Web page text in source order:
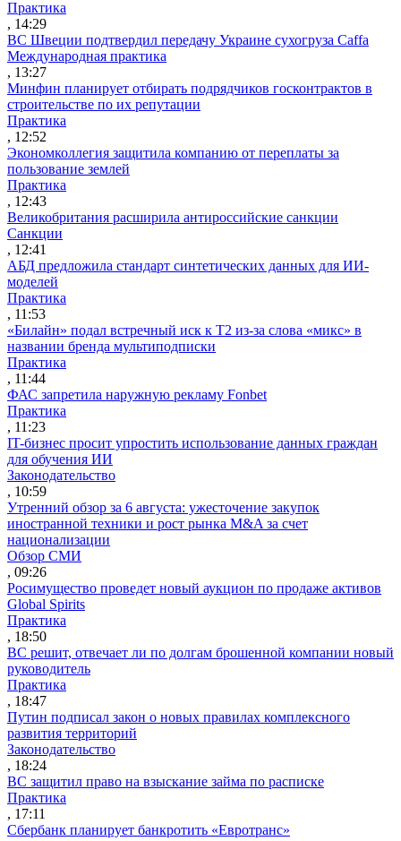
Практика
, 14:29
ВС Швеции подтвердил передачу Украине сухогруза Caffa
Международная практика
, 13:27
Минфин планирует отбирать подрядчиков госконтрактов в
строительстве по их репутации
Практика
, 12:52
Экономколлегия защитила компанию от переплаты за
пользование землей
Практика
, 12:43
Великобритания расширила антироссийские санкции
Санкции
, 12:41
АБД предложила стандарт синтетических данных для ИИ-
моделей
Практика
, 11:53
«Билайн» подал встречный иск к Т2 из-за слова «микс» в
названии бренда мультиподписки
Практика
, 11:44
ФАС запретила наружную рекламу Fonbet
Практика
, 11:23
IT-бизнес просит упростить использование данных граждан
для обучения ИИ
Законодательство
, 10:59
Утренний обзор за 6 августа: ужесточение закупок
иностранной техники и рост рынка M&A за счет
национализации
Обзор СМИ
, 09:26
Росимущество проведет новый аукцион по продаже активов
Global Spirits
Практика
, 18:50
ВС решит, отвечает ли по долгам брошенной компании новый
руководитель
Практика
, 18:47
Путин подписал закон о новых правилах комплексного
развития территорий
Законодательство
, 18:24
ВС защитил право на взыскание займа по расписке
Практика
, 17:11
Сбербанк планирует банкротить «Евротранс»